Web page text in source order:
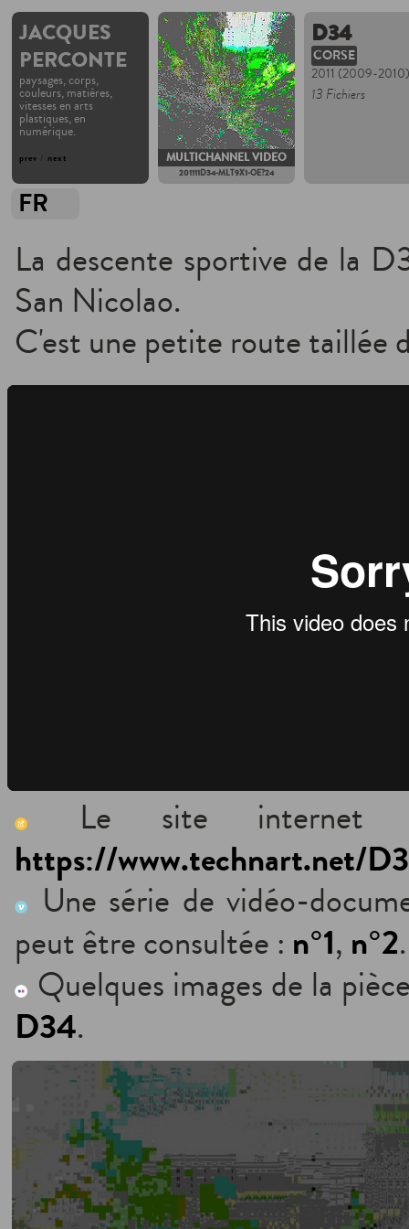
JACQUES
PERCONTE
paysages, corps,
couleurs, matières,
vitesses en arts
plastiques, en
numérique.
prev next MULTICHANNEL VIDEO
201111D34-MLT9X1-OE?24
D34
CORSE
2011 (2009-
13 Fichiers
FR
La descente sportive de la
San Nicolao.
C'est une petite route taillée
Le site internet
https://www.technart.net/
Une série de vidéo-
peut être consultée : n°1, n°2.
Quelques images de la
D34.